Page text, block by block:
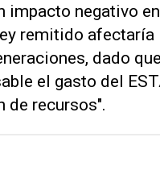
impacto negativo
remitido afectaría
dado que
el gasto del
de recursos".